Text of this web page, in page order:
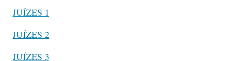
JUÍZES 1
JUÍZES 2
JUÍZES 3